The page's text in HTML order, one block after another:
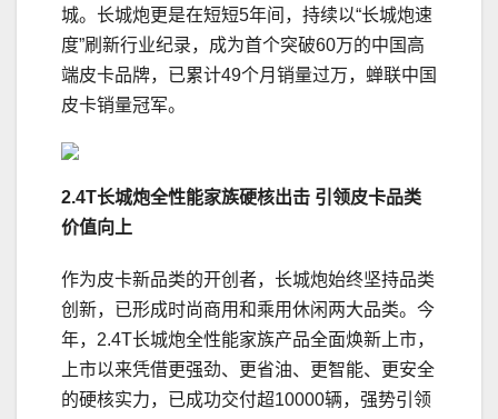
城。长城炮更是在短短5年间，持续以“长城炮速
度”刷新行业纪录，成为首个突破60万的中国高
端皮卡品牌，已累计49个月销量过万，蝉联中国
皮卡销量冠军。
2.4T长城炮全性能家族硬核出击 引领皮卡品类
价值向上
作为皮卡新品类的开创者，长城炮始终坚持品类
创新，已形成时尚商用和乘用休闲两大品类。今
年，2.4T长城炮全性能家族产品全面焕新上市，
上市以来凭借更强劲、更省油、更智能、更安全
的硬核实力，已成功交付超10000辆，强势引领